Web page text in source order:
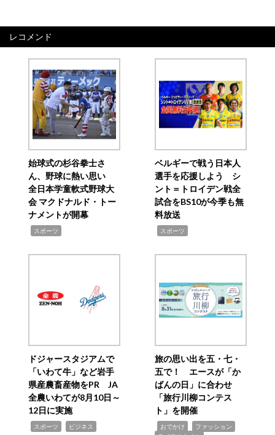
レコメンド
始球式の杉谷拳士さ
ん、野球に熱い思い
全日本学童軟式野球大
会 マクドナルド・トー
ナメントが開幕
スポーツ
ベルギーで戦う日本人
選手を応援しよう シ
ント＝トロイデン戦全
試合をBS10が今季も無
料放送
スポーツ
ドジャースタジアムで
「いわて牛」など岩手
県産農畜産物をPR JA
全農いわてが8月10日～
12日に実施
スポーツ ビジネス
旅の思い出を五・七・
五で！ エースが「か
ばんの日」に合わせ
「旅行川柳コンテス
ト」を開催
おでかけ ファッション